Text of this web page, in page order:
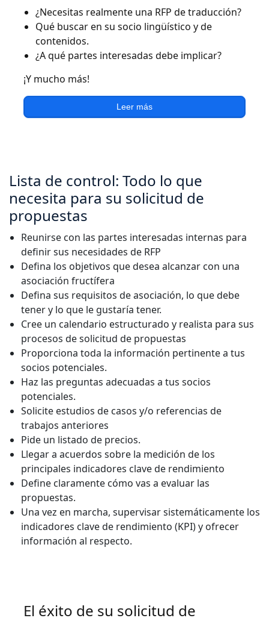
¿Necesitas realmente una RFP de traducción?
Qué buscar en su socio lingüístico y de
contenidos.
¿A qué partes interesadas debe implicar?
¡Y mucho más!
Leer más
Lista de control: Todo lo que
necesita para su solicitud de
propuestas
Reunirse con las partes interesadas internas para
definir sus necesidades de RFP
Defina los objetivos que desea alcanzar con una
asociación fructífera
Defina sus requisitos de asociación, lo que debe
tener y lo que le gustaría tener.
Cree un calendario estructurado y realista para sus
procesos de solicitud de propuestas
Proporciona toda la información pertinente a tus
socios potenciales.
Haz las preguntas adecuadas a tus socios
potenciales.
Solicite estudios de casos y/o referencias de
trabajos anteriores
Pide un listado de precios.
Llegar a acuerdos sobre la medición de los
principales indicadores clave de rendimiento
Define claramente cómo vas a evaluar las
propuestas.
Una vez en marcha, supervisar sistemáticamente los
indicadores clave de rendimiento (KPI) y ofrecer
información al respecto.
El éxito de su solicitud de